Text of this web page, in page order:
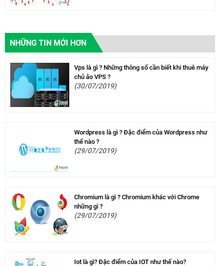
NHỮNG TIN MỚI HƠN
Vps là gì ? Những thông số cần biết khi thuê máy
chủ ảo VPS ?
(30/07/2019)
Wordpress là gì ? Đặc điểm của Wordpress như
thế nào ?
(29/07/2019)
Chromium là gì ? Chromium khác với Chrome
những gì ?
(29/07/2019)
Iot là gì? Đặc điểm của IOT như thế nào?